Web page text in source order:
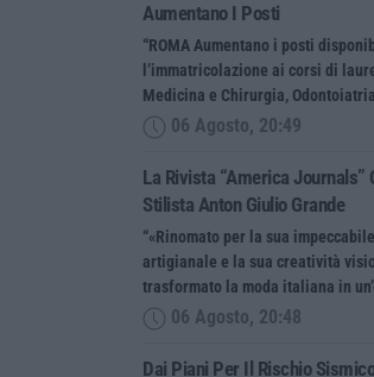
Aumentano I Posti
“ROMA Aumentano i posti
l’immatricolazione ai corsi di
Medicina e Chirurgia,
06 Agosto, 20:49
La Rivista “America Journals”
Stilista Anton Giulio Grande
“«Rinomato per la sua
artigianale e la sua creatività
trasformato la moda italiana in
06 Agosto, 20:48
Dai Piani Per Il Rischio